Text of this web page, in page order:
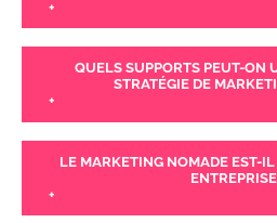
+
QUELS SUPPORTS PEUT-ON
STRATÉGIE DE
+
LE MARKETING NOMADE EST-
+